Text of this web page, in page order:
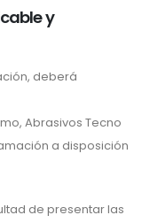
y
deberá
Abrasivos Tecno
a disposición
de presentar las